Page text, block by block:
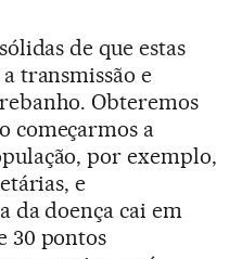
de que estas
transmissão e
Obteremos
começarmos a
por exemplo,
e
da doença cai em
30 pontos